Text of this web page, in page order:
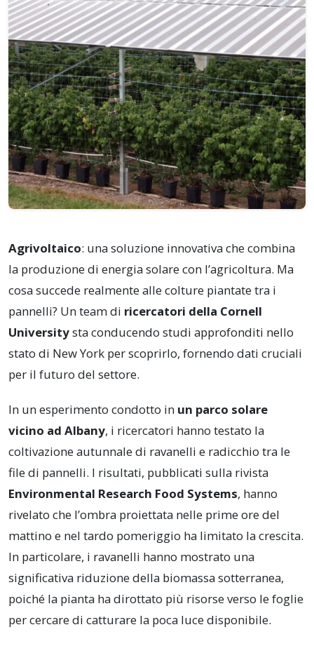
Agrivoltaico: una soluzione innovativa che combina
la produzione di energia solare con l’agricoltura. Ma
cosa succede realmente alle colture piantate tra i
pannelli? Un team di ricercatori della Cornell
Universitysta conducendo studi approfonditi nello
stato di New York per scoprirlo, fornendo dati cruciali
per il futuro del settore.
In un esperimento condotto in un parco solare
vicino ad Albany, i ricercatori hanno testato la
coltivazione autunnale di ravanelli e radicchio tra le
file di pannelli. I risultati, pubblicati sulla rivista
Environmental Research Food Systems, hanno
rivelato che l’ombra proiettata nelle prime ore del
mattino e nel tardo pomeriggio ha limitato la crescita.
In particolare, i ravanelli hanno mostrato una
significativa riduzione della biomassa sotterranea,
poiché la pianta ha dirottato più risorse verso le foglie
per cercare di catturare la poca luce disponibile.